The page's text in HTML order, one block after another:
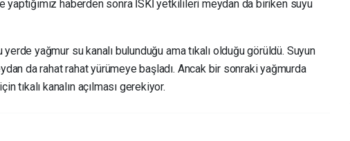
yaptığımız haberden sonra İSKİ yetkilileri meydan da biriken suyu
yağmur su kanalı bulunduğu ama tıkalı olduğu görüldü. Suyun
da rahat rahat yürümeye başladı. Ancak bir sonraki yağmurda
tıkalı kanalın açılması gerekiyor.